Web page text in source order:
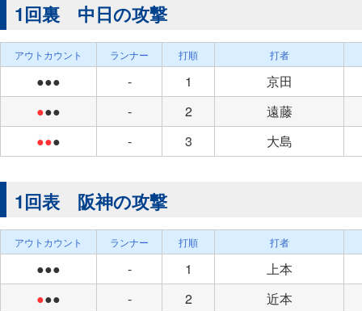
1回裏 中日の攻撃
アウトカウント ランナー 打順 打者
●●● - 1
京田
●●● - 2
遠藤
●●● - 3 大島
1回表 阪神の攻撃
アウトカウント ランナー 打順 打者
●●● - 1
上本
●●● - 2
近本